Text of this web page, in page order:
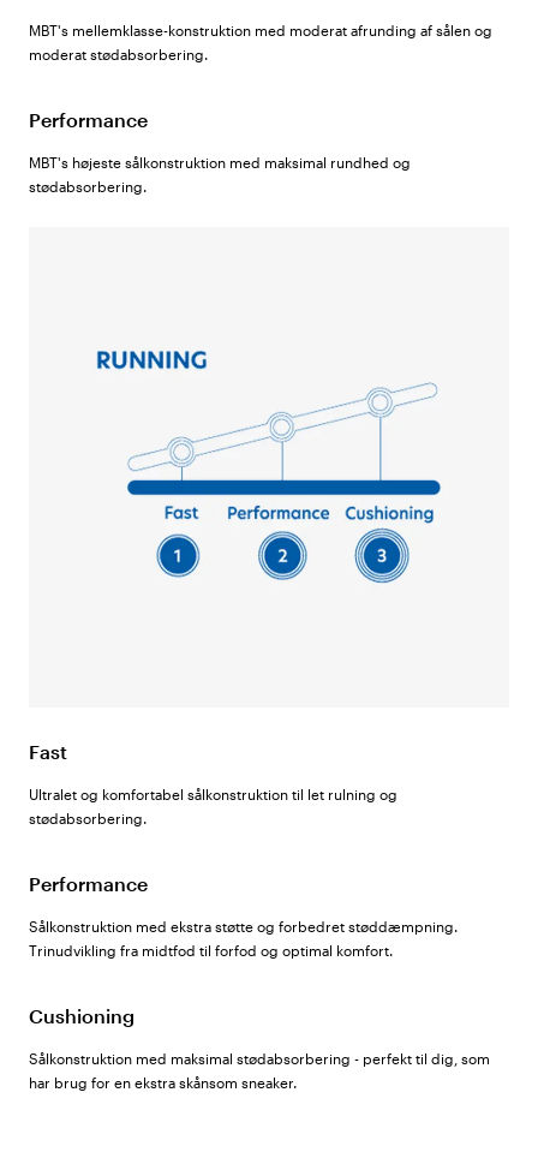
MBT's mellemklasse-konstruktion med moderat afrunding af sålen og
moderat stødabsorbering.
Performance
MBT's højeste sålkonstruktion med maksimal rundhed og
stødabsorbering.
Fast
Ultralet og komfortabel sålkonstruktion til let rulning og
stødabsorbering.
Performance
Sålkonstruktion med ekstra støtte og forbedret støddæmpning.
Trinudvikling fra midtfod til forfod og optimal komfort.
Cushioning
Sålkonstruktion med maksimal stødabsorbering - perfekt til dig, som
har brug for en ekstra skånsom sneaker.